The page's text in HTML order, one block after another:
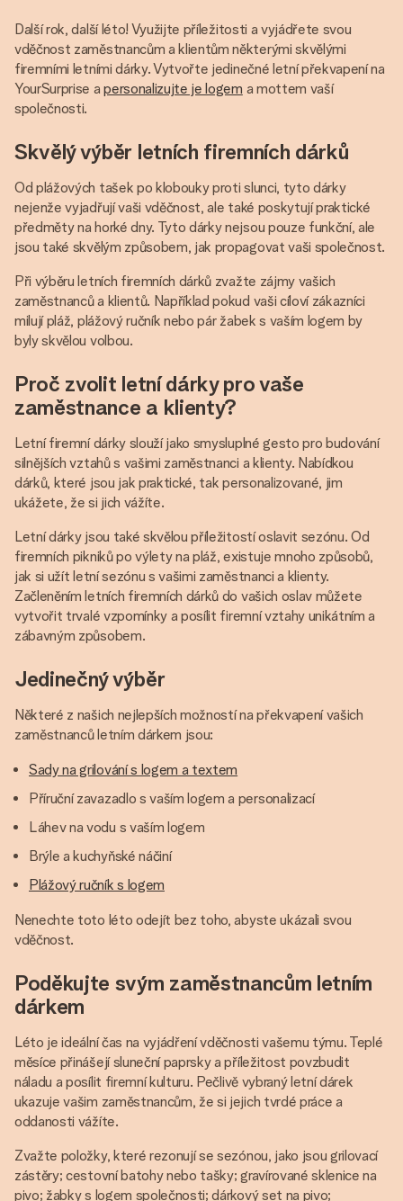
Další rok, další léto! Využijte příležitosti a vyjádřete svou
vděčnost zaměstnancům a klientům některými skvělými
firemními letními dárky. Vytvořte jedinečné letní překvapení na
YourSurprise apersonalizujte je logem a mottem vaší
společnosti.
Skvělý výběr letních firemních dárků
Od plážových tašek po klobouky proti slunci, tyto dárky
nejenže vyjadřují vaši vděčnost, ale také poskytují praktické
předměty na horké dny. Tyto dárky nejsou pouze funkční, ale
jsou také skvělým způsobem, jak propagovat vaši společnost.
Při výběru letních firemních dárků zvažte zájmy vašich
zaměstnanců a klientů. Například pokud vaši cíloví zákazníci
milují pláž, plážový ručník nebo pár žabek s vaším logem by
byly skvělou volbou.
Proč zvolit letní dárky pro vaše
zaměstnance a klienty?
Letní firemní dárky slouží jako smysluplné gesto pro budování
silnějších vztahů s vašimi zaměstnanci a klienty. Nabídkou
dárků, které jsou jak praktické, tak personalizované, jim
ukážete, že si jich vážíte.
Letní dárky jsou také skvělou příležitostí oslavit sezónu. Od
firemních pikniků po výlety na pláž, existuje mnoho způsobů,
jak si užít letní sezónu s vašimi zaměstnanci a klienty.
Začleněním letních firemních dárků do vašich oslav můžete
vytvořit trvalé vzpomínky a posílit firemní vztahy unikátním a
zábavným způsobem.
Jedinečný výběr
Některé z našich nejlepších možností na překvapení vašich
zaměstnanců letním dárkem jsou:
Sady na grilování s logem a textem
Příruční zavazadlo s vaším logem a personalizací
Láhev na vodu s vaším logem
Brýle a kuchyňské náčiní
Plážový ručník s logem
Nenechte toto léto odejít bez toho, abyste ukázali svou
vděčnost.
Poděkujte svým zaměstnancům letním
dárkem
Léto je ideální čas na vyjádření vděčnosti vašemu týmu. Teplé
měsíce přinášejí sluneční paprsky a příležitost povzbudit
náladu a posílit firemní kulturu. Pečlivě vybraný letní dárek
ukazuje vašim zaměstnancům, že si jejich tvrdé práce a
oddanosti vážíte.
Zvažte položky, které rezonují se sezónou, jako jsou grilovací
zástěry; cestovní batohy nebo tašky; gravírované sklenice na
pivo; žabky s logem společnosti; dárkový set na pivo;